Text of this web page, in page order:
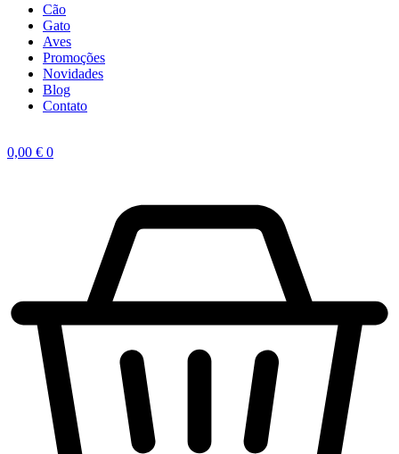
Cão
Gato
Aves
Promoções
Novidades
Blog
Contato
0,00 € 0